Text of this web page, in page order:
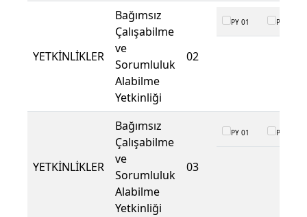
YETKİNLİKLER
Bağımsız
Çalışabilme
ve
Sorumluluk
Alabilme
Yetkinliği
02
PY 01 PY 02
YETKİNLİKLER
Bağımsız
Çalışabilme
ve
Sorumluluk
Alabilme
Yetkinliği
03
PY 01 PY 02